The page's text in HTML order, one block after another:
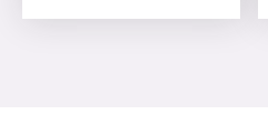
Ajouter à mon devis